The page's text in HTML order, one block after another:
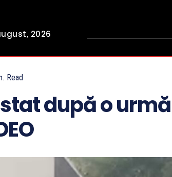
2026
Read
după o